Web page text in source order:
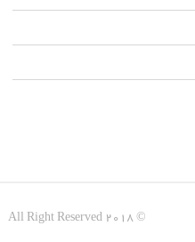
© All Right Reserved 2018